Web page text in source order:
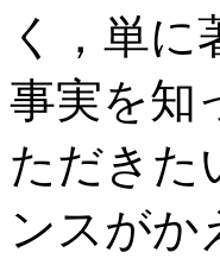
く，単に
事実を知
ただきた
ンスがか